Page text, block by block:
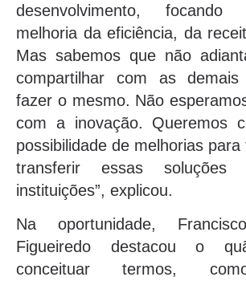
desenvolvimento,
melhoria da eficiência, da
Mas sabemos que não
compartilhar com as
fazer o mesmo. Não
com a inovação. Queremos
possibilidade de melhorias
transferir essas soluções
instituições”, explicou.
Na oportunidade,
Figueiredo destacou o
conceituar termos,